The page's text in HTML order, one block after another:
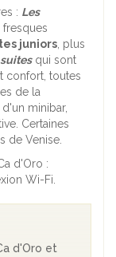
: Les
juniors, plus
qui sont
confort, toutes
de la
minibar,
Certaines
de Venise.
d'Oro :
Wi-Fi.
d'Oro et